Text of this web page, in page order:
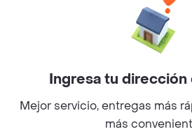
©2026Rappi Inc. All
Ingresa tu dirección
Mejor servicio, entregas más
más